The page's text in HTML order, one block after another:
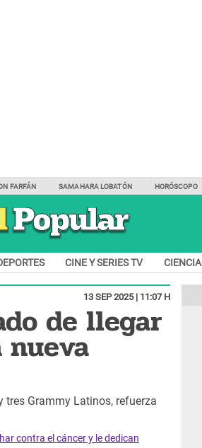
FARFÁN SAMAHARA LOBATÓN HORÓSCOPO
CINE Y SERIES TV CIENCIA
13 SEP 2025 | 11:07 H
de llegar
nueva
tres Grammy Latinos, refuerza
contra el cáncer y le dedican